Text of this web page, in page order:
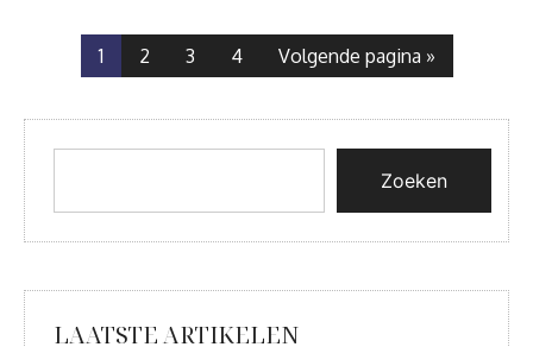
1 2 3 4 Volgende pagina »
Zoeken
LAATSTE ARTIKELEN